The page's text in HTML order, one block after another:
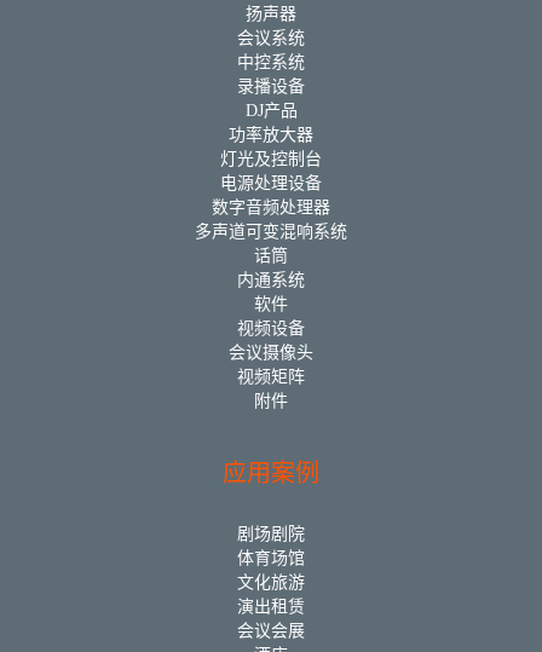
扬声器
会议系统
中控系统
录播设备
DJ产品
功率放大器
灯光及控制台
电源处理设备
数字音频处理器
多声道可变混响系统
话筒
内通系统
软件
视频设备
会议摄像头
视频矩阵
附件
应用案例
剧场剧院
体育场馆
文化旅游
演出租赁
会议会展